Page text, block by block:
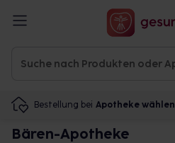
Bestellung bei Apotheke wählen
Bären-Apotheke